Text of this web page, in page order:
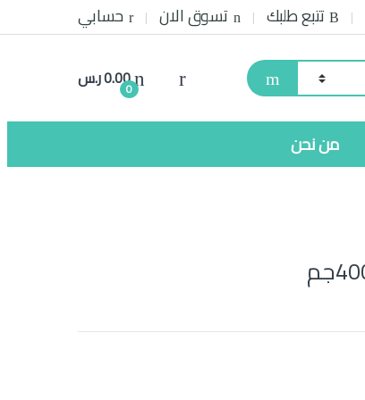
تتبع طلبك تسوق الان حسابي
0
0.00ر.س
من نحن